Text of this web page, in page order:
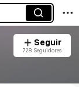
Seguir
728 Seguidores